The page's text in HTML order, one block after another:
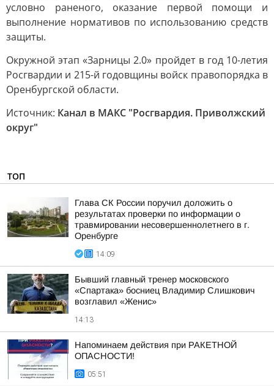
условно раненого, оказание первой помощи и
выполнение нормативов по использованию средств
защиты.
Окружной этап «Зарницы 2.0» пройдет в год 10-летия
Росгвардии и 215-й годовщины войск правопорядка в
Оренбургской области.
Источник: Канал в МАКС "Росгвардия. Приволжский
округ"
ТОП
Глава СК России поручил доложить о
результатах проверки по информации о
травмировании несовершеннолетнего в г.
Оренбурге
14:09
Бывший главный тренер московского
«Спартака» босниец Владимир Слишкович
возглавил «Женис»
14:13
Напоминаем действия при РАКЕТНОЙ
ОПАСНОСТИ!
05:51